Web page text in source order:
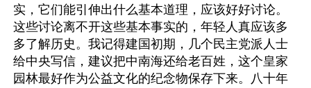
实，它们能引伸出什么基本道理，应该好好讨论。
这些讨论离不开这些基本事实的，年轻人真应该多
多了解历史。我记得建国初期，几个民主党派人士
给中央写信，建议把中南海还给老百姓，这个皇家
园林最好作为公益文化的纪念物保存下来。八十年